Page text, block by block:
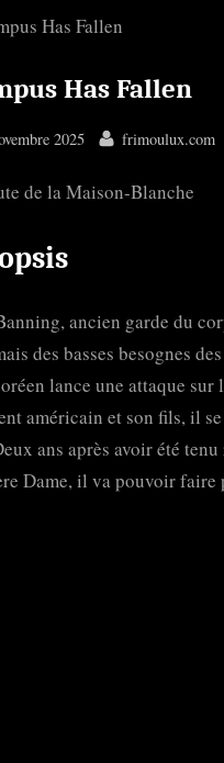
Has Fallen
2025 By
frimoulux.com
de la Maison-Blanche
ancien garde du
des basses besognes
lance une attaque
américain et son fils, il
ans après avoir été
Dame, il va pouvoir faire